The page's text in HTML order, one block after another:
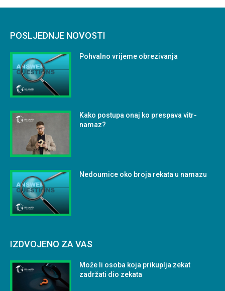
POSLJEDNJE NOVOSTI
Pohvalno vrijeme obrezivanja
Kako postupa onaj ko prespava vitr-
namaz?
Nedoumice oko broja rekata u namazu
IZDVOJENO ZA VAS
Može li osoba koja prikuplja zekat
zadržati dio zekata